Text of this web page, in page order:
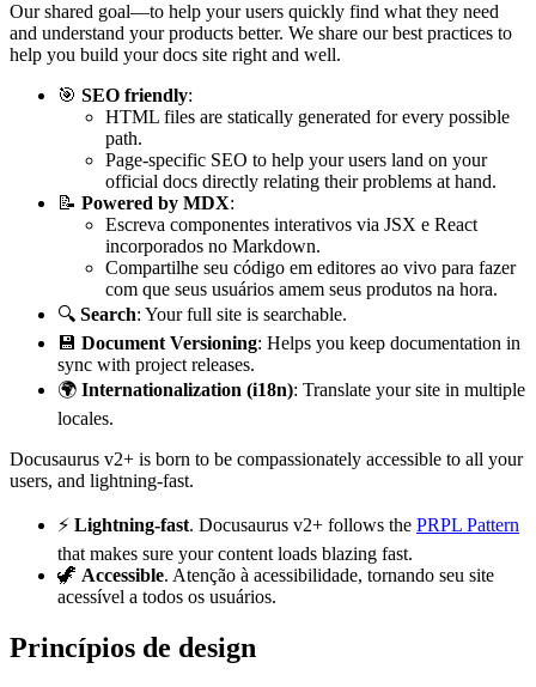
Our shared goal—to help your users quickly find what they need
and understand your products better. We share our best practices to
help you build your docs site right and well.
🎯 SEO friendly:
HTML files are statically generated for every possible
path.
Page-specific SEO to help your users land on your
official docs directly relating their problems at hand.
📝 Powered by MDX:
Escreva componentes interativos via JSX e React
incorporados no Markdown.
Compartilhe seu código em editores ao vivo para fazer
com que seus usuários amem seus produtos na hora.
🔍 Search: Your full site is searchable.
💾 Document Versioning: Helps you keep documentation in
sync with project releases.
🌍 Internationalization (i18n): Translate your site in multiple
locales.
Docusaurus v2+ is born to be compassionately accessible to all your
users, and lightning-fast.
⚡️ Lightning-fast. Docusaurus v2+ follows the PRPL Pattern
that makes sure your content loads blazing fast.
🦖 Accessible. Atenção à acessibilidade, tornando seu site
acessível a todos os usuários.
Princípios de design